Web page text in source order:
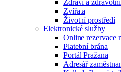
Zdraví a
Zvířata
Životní prostředí
Elektronické služby
Online rezervace
Platební brána
Portál Pražana
Adresář